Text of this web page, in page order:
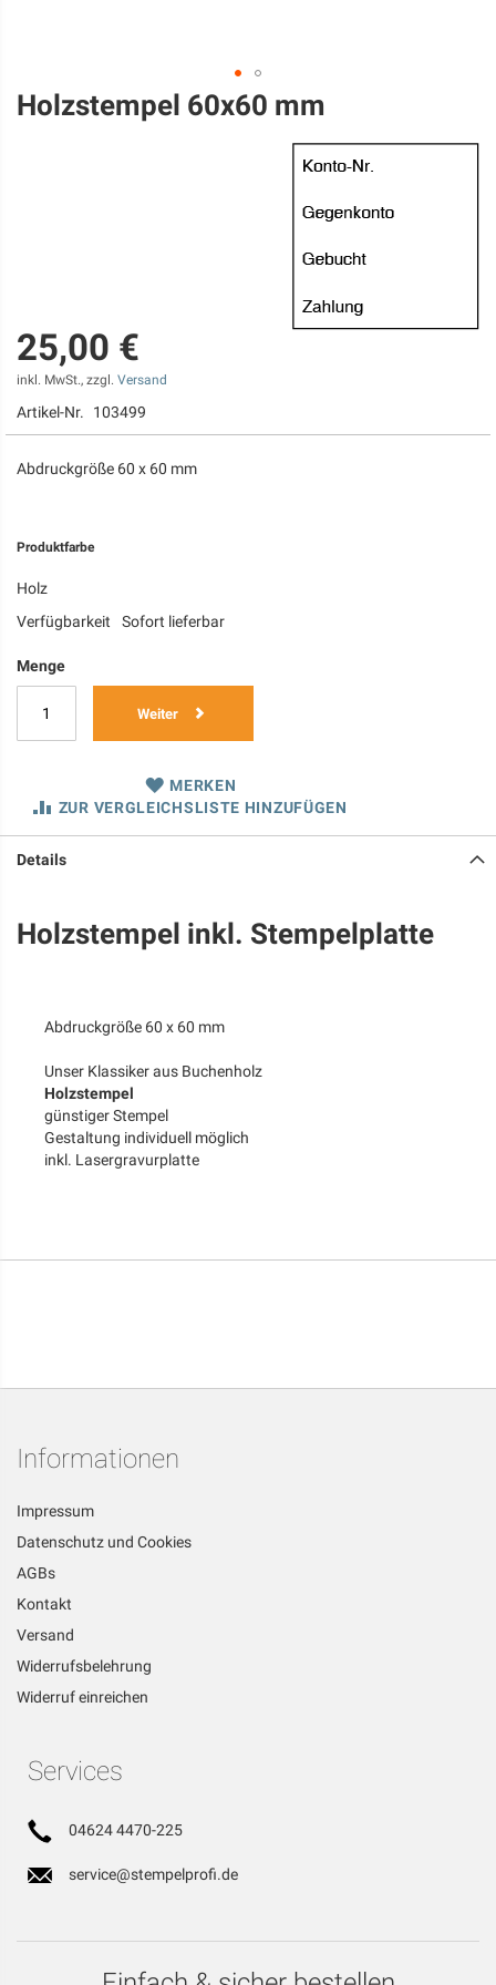
Zum
Anfang
Holzstempel 60x60 mm
25,00 €
inkl. MwSt., zzgl. Versand
Artikel-Nr. 103499
Abdruckgröße 60 x 60 mm
Produktfarbe
Holz
Verfügbarkeit
Sofort lieferbar
Menge
Weiter
MERKEN
ZUR VERGLEICHSLISTE HINZUFÜGEN
Details
Holzstempel inkl. Stempelplatte
Abdruckgröße 60 x 60 mm
Unser Klassiker aus Buchenholz
Holzstempel
günstiger Stempel
Gestaltung individuell möglich
inkl. Lasergravurplatte
Informationen
Impressum
Datenschutz und Cookies
AGBs
Kontakt
Versand
Widerrufsbelehrung
Widerruf einreichen
Services
04624 4470-225
service@stempelprofi.de